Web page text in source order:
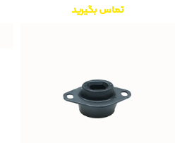
تماس بگیرید